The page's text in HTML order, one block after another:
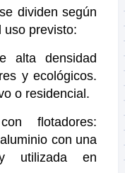
dividen según
uso previsto:
alta densidad
y ecológicos.
o residencial.
flotadores:
con una
utilizada en